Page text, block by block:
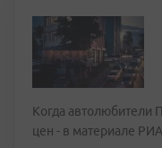
Когда автолюбители
цен - в материале